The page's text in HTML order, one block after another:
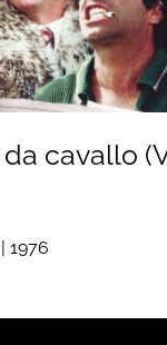
cavallo
1976